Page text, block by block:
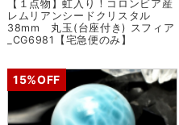
【１点物】虹入り！コロンビア産
レムリアンシードクリスタル
38mm 丸玉(台座付き) スフィア
_CG6981【宅急便のみ】
15%OFF